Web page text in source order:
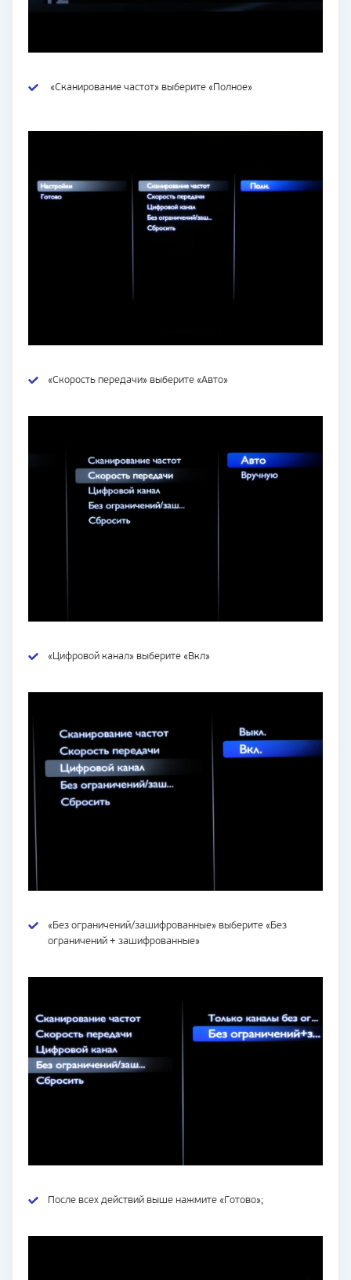
«Сканирование частот» выберите «Полное»
«Скорость передачи» выберите «Авто»
«Цифровой канал» выберите «Вкл»
«Без ограничений/зашифрованные» выберите «Без
ограничений + зашифрованные»
После всех действий выше нажмите «Готово»;